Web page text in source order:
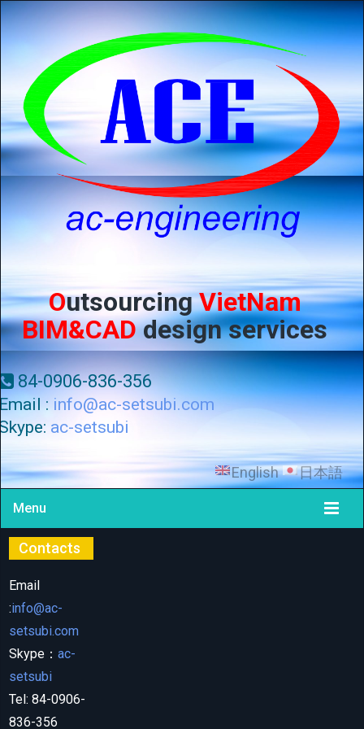
OutsourcingVietNam
BIM&CADdesign services
84-0906-836-356
: info@ac-setsubi.com
ac-setsubi
English 日本語
Menu
Contacts
Email
:info@ac-
setsubi.com
Skype： ac-
setsubi
Tel: 84-0906-
836-356